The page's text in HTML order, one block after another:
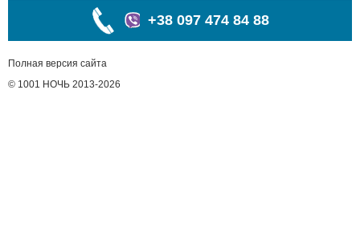
+38 097 474 84 88
Полная версия сайта
© 1001 НОЧЬ 2013-2026